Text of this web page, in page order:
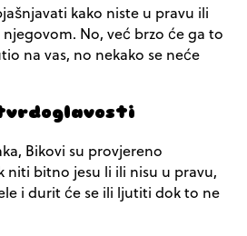
kako niste u pravu ili
No, već brzo će ga to
na vas, no nekako se neće
Bikovi su provjereno
niti bitno jesu li ili nisu u pravu,
i durit će se ili ljutiti dok to ne